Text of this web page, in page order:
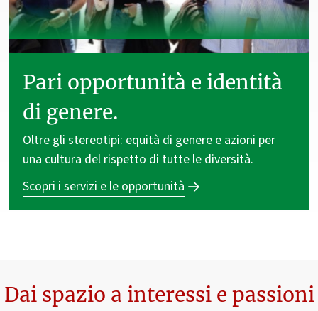
Pari opportunità e identità
di genere.
Oltre gli stereotipi: equità di genere e azioni per
una cultura del rispetto di tutte le diversità.
Scopri i servizi e le opportunità
Dai spazio a interessi e passioni